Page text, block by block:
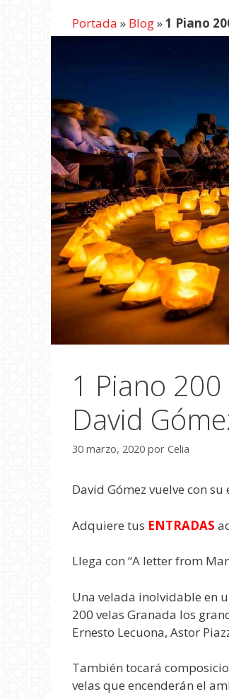
Portada » Blog»1 Piano
1 Piano
David
30 marzo, 2020 por Celia
David Gómez vuelve con
Adquiere tus ENTRADAS
Llega con “A letter from
Una velada inolvidable en
200 velas Granada los
Ernesto Lecuona, Astor
También tocará
velas que encenderán el